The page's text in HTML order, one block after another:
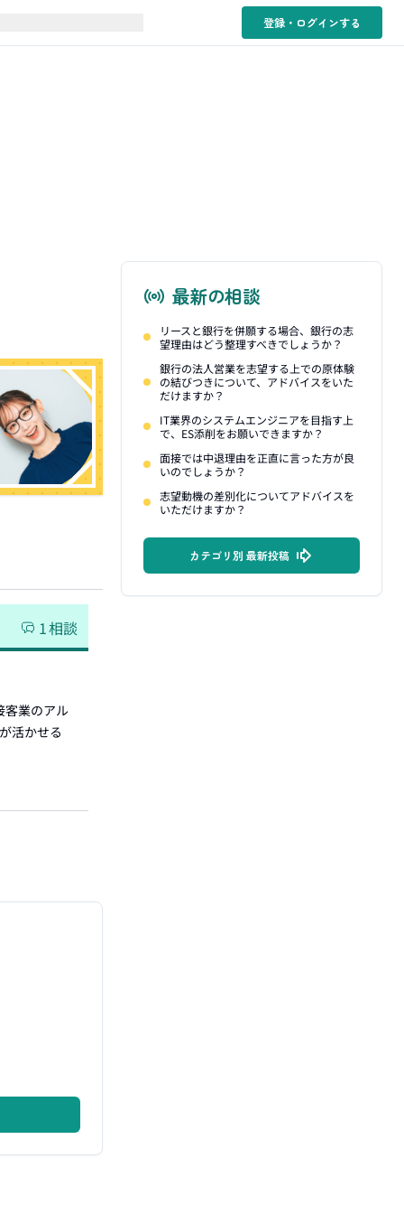
登録・ログインする
1相談
客業のアル
活かせる
最新の相談
リースと銀行を併願する場合、銀行の志
望理由はどう整理すべきでしょうか？
銀行の法人営業を志望する上での原体験
の結びつきについて、アドバイスをいた
だけますか？
IT業界のシステムエンジニアを目指す上
で、ES添削をお願いできますか？
面接では中退理由を正直に言った方が良
いのでしょうか？
志望動機の差別化についてアドバイスを
いただけますか？
カテゴリ別 最新投稿